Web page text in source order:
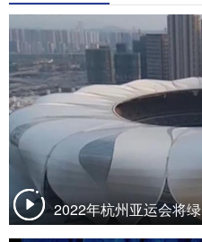
2022年杭州亚运会将